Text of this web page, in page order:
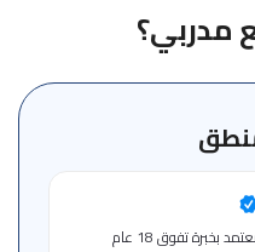
مدربي؟
بخبرة تفوق 18 عام